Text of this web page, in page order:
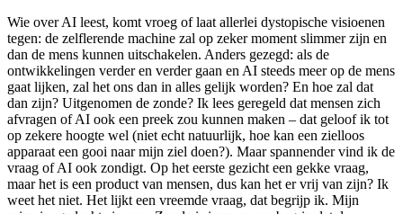
Wie over AI leest, komt vroeg of laat allerlei dystopische visioenen
tegen: de zelflerende machine zal op zeker moment slimmer zijn en
dan de mens kunnen uitschakelen. Anders gezegd: als de
ontwikkelingen verder en verder gaan en AI steeds meer op de mens
gaat lijken, zal het ons dan in alles gelijk worden? En hoe zal dat
dan zijn? Uitgenomen de zonde? Ik lees geregeld dat mensen zich
afvragen of AI ook een preek zou kunnen maken – dat geloof ik tot
op zekere hoogte wel (niet echt natuurlijk, hoe kan een zielloos
apparaat een gooi naar mijn ziel doen?). Maar spannender vind ik de
vraag of AI ook zondigt. Op het eerste gezicht een gekke vraag,
maar het is een product van mensen, dus kan het er vrij van zijn? Ik
weet het niet. Het lijkt een vreemde vraag, dat begrijp ik. Mijn